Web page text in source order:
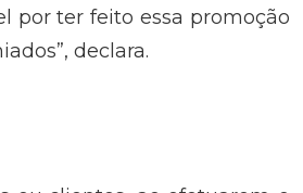
por ter feito essa promoção
declara.